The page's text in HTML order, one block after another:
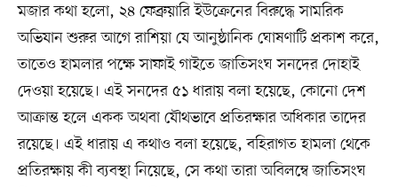
মজার কথা হলো, ২৪ ফেব্রুয়ারি ইউক্রেনের বিরুদ্ধে সামরিক
অভিযান শুরুর আগে রাশিয়া যে আনুষ্ঠানিক ঘোষণাটি প্রকাশ করে,
তাতেও হামলার পক্ষে সাফাই গাইতে জাতিসংঘ সনদের দোহাই
দেওয়া হয়েছে। এই সনদের ৫১ ধারায় বলা হয়েছে, কোনো দেশ
আক্রান্ত হলে একক অথবা যৌথভাবে প্রতিরক্ষার অধিকার তাদের
রয়েছে। এই ধারায় এ কথাও বলা হয়েছে, বহিরাগত হামলা থেকে
প্রতিরক্ষায় কী ব্যবস্থা নিয়েছে, সে কথা তারা অবিলম্বে জাতিসংঘ